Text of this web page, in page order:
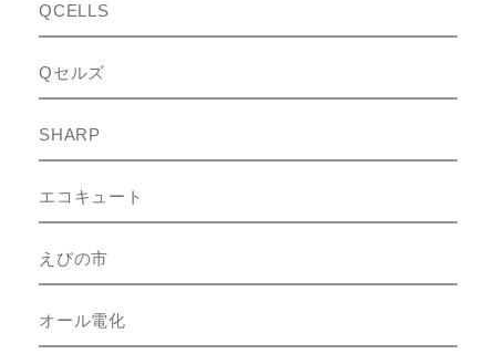
QCELLS
Qセルズ
SHARP
エコキュート
えびの市
オール電化